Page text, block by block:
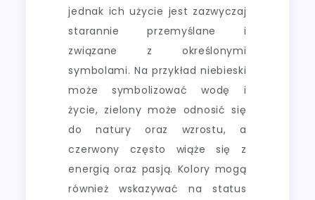
jednak ich użycie jest zazwyczaj
starannie przemyślane i
związane z określonymi
symbolami. Na przykład niebieski
może symbolizować wodę i
życie, zielony może odnosić się
do natury oraz wzrostu, a
czerwony często wiąże się z
energią oraz pasją. Kolory mogą
również wskazywać na status